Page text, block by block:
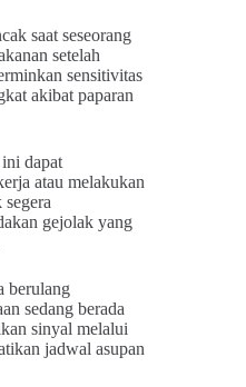
saat seseorang
setelah
sensitivitas
akibat paparan
dapat
atau melakukan
gejolak yang
berulang
sedang berada
sinyal melalui
jadwal asupan